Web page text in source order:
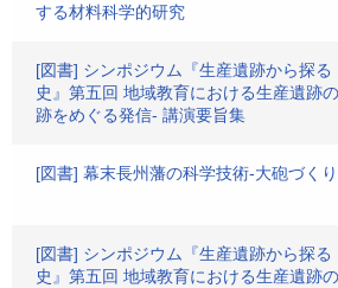
する材料科学的研究
[図書] シンポジウム『生産遺跡から探
史』第五回 地域教育における生産遺跡
跡をめぐる発信- 講演要旨集
[図書] 幕末長州藩の科学技術-大砲づく
[図書] シンポジウム『生産遺跡から探
史』第五回 地域教育における生産遺跡